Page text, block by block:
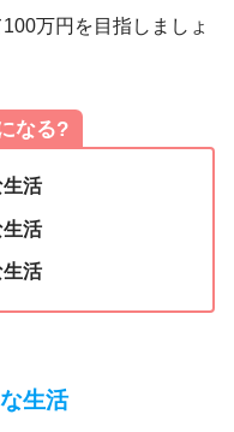
万円を目指しましょ
なる?
活
活
活
生活